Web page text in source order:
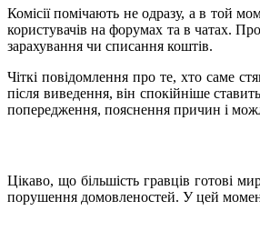
Комісії помічають не одразу, а в той
користувачів на форумах та в чатах.
зарахування чи списання коштів.
Чіткі повідомлення про те, хто саме
після виведення, він спокійніше
попередження, пояснення причин і
Цікаво, що більшість гравців готові
порушення домовленостей. У цей